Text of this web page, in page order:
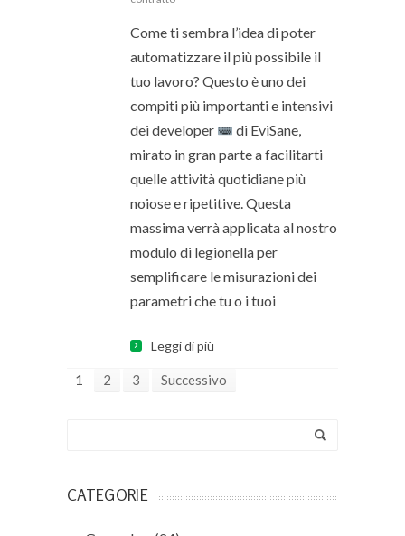
Come ti sembra l’idea di poter
automatizzare il più possibile il
tuo lavoro? Questo è uno dei
compiti più importanti e intensivi
dei developer
di EviSane,
mirato in gran parte a facilitarti
quelle attività quotidiane più
noiose e ripetitive. Questa
massima verrà applicata al nostro
modulo di legionella per
semplificare le misurazioni dei
parametri che tu o i tuoi
Leggi di più
1 2 3 Successivo
CATEGORIE